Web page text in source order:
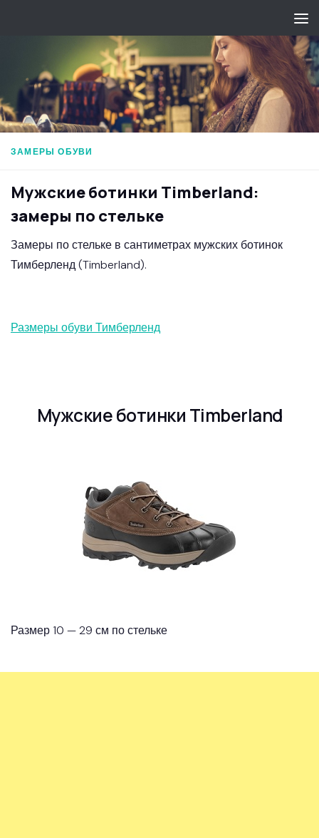
ЗАМЕРЫ ОБУВИ
Мужские ботинки Timberland:
замеры по стельке
Замеры по стельке в сантиметрах мужских ботинок
Тимберленд (Timberland).
Размеры обуви Тимберленд
Мужские ботинки Timberland
Размер 10 — 29 см по стельке